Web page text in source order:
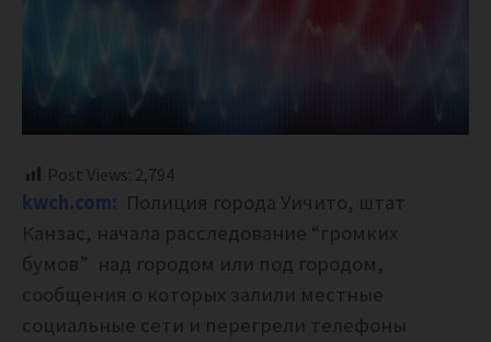
Post Views: 2,794
kwch.com: Полиция города Уичито, штат
Канзас, начала расследование “громких
бумов” над городом или под городом,
сообщения о которых залили местные
социальные сети и перегрели телефоны